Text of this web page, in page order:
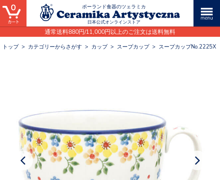
ポーランド食器のツェラミカ
日本公式オンラインストア
通常送料880円/11,000円以上のご注文は送料無料
0
トップ> カテゴリーからさがす > カップ> スープカップ> スープカップNo.2225X